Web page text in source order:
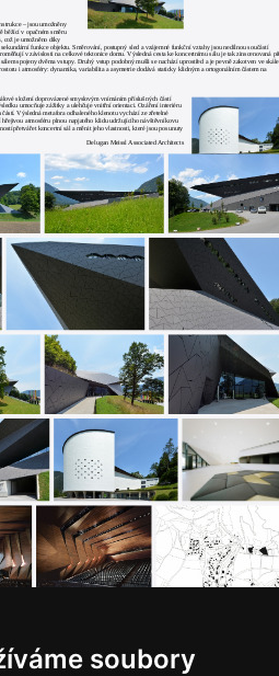
soubory
– jsou umožněny
běžící v opačném směru
což je umožněno díky
funkce objektu. Směrování, postupný sled a vzájemné funkční vztahy jsou nedílnou součástí
v závislosti na celkové tektonice domu. Výsledná cesta ke koncertnímu sálu je tak zinscenovaná
spojeny dvěma vstupy. Druhý vstup podobný mušli se nachází uprostřed a je pevně zakotven ve
i atmosféry: dynamika, variabilita a asymetrie dodává staticky klidným a ortogonálním částem na
1959
složení doprovázené smyslovým vnímáním příslušných částí
umocňuje zážitky a ulehčuje vnitřní orientaci. Ozáření interiéru
Výsledná metafora odhaleného klenotu vychází ze zřetelné
atmosféru plnou napjatého klidu udržujícího návštěvníkovu
přetvářet koncertní sál a měnit jeho vlastnosti, které jsou posunuty
Delugan Meissl Associated Architects
Fill in „nospam“